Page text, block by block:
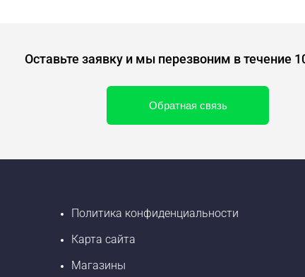
Оставьте заявку и мы перезвоним в течение
Обратная связь
Политика конфиденциальности
Карта сайта
Магазины